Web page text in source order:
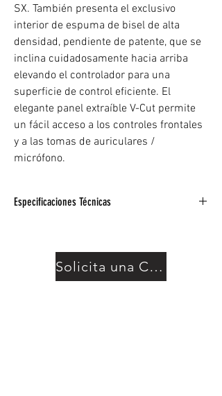
SX. También presenta el exclusivo
interior de espuma de bisel de alta
densidad, pendiente de patente, que se
inclina cuidadosamente hacia arriba
elevando el controlador para una
superficie de control eficiente. El
elegante panel extraíble V-Cut permite
un fácil acceso a los controles frontales
y a las tomas de auriculares /
micrófono.
Especificaciones Técnicas
Panel de acceso frontal con corte en V
extraíble.
Solicita una Cotización